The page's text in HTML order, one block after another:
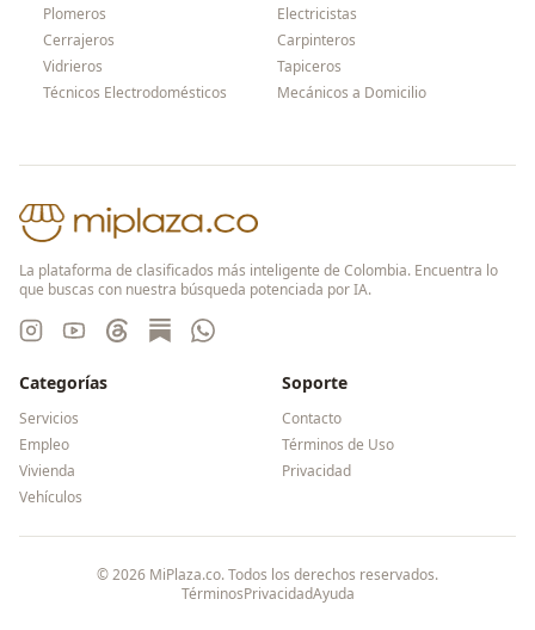
Plomeros
Electricistas
Cerrajeros
Carpinteros
Vidrieros
Tapiceros
Técnicos Electrodomésticos
Mecánicos a Domicilio
La plataforma de clasificados más inteligente de Colombia. Encuentra lo
que buscas con nuestra búsqueda potenciada por IA.
Categorías
Servicios
Empleo
Vivienda
Vehículos
Soporte
Contacto
Términos de Uso
Privacidad
©2026 MiPlaza.co. Todos los derechos reservados.
TérminosPrivacidadAyuda